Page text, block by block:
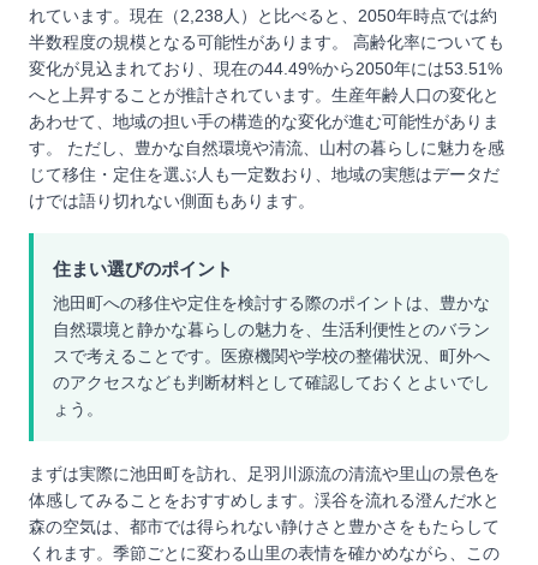
れています。現在（2,238人）と比べると、2050年時点では約
半数程度の規模となる可能性があります。 高齢化率についても
変化が見込まれており、現在の44.49%から2050年には53.51%
へと上昇することが推計されています。生産年齢人口の変化と
あわせて、地域の担い手の構造的な変化が進む可能性がありま
す。 ただし、豊かな自然環境や清流、山村の暮らしに魅力を感
じて移住・定住を選ぶ人も一定数おり、地域の実態はデータだ
けでは語り切れない側面もあります。
住まい選びのポイント
池田町への移住や定住を検討する際のポイントは、豊かな
自然環境と静かな暮らしの魅力を、生活利便性とのバラン
スで考えることです。医療機関や学校の整備状況、町外へ
のアクセスなども判断材料として確認しておくとよいでし
ょう。
まずは実際に池田町を訪れ、足羽川源流の清流や里山の景色を
体感してみることをおすすめします。渓谷を流れる澄んだ水と
森の空気は、都市では得られない静けさと豊かさをもたらして
くれます。季節ごとに変わる山里の表情を確かめながら、この